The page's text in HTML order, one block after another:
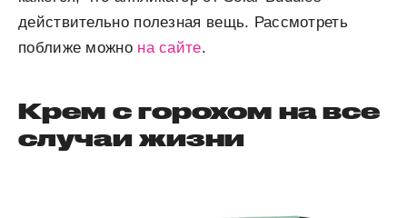
действительно полезная вещь. Рассмотреть
поближе можно на сайте.
Крем с горохом на все
случаи жизни